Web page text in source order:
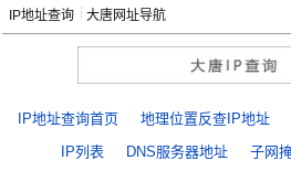
大唐网址导航
IP地址查询
IP地址查询首页 地理位置反查IP地址
IP列表
DNS服务器地址 子网